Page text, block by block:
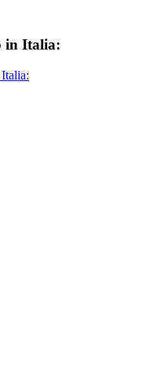
in Italia: